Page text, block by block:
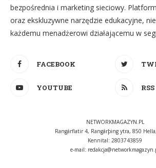
bezpośrednia i marketing sieciowy.
oraz ekskluzywne narzędzie edukacyjne,
każdemu menadżerowi działającemu w
FACEBOOK
YOUTUBE RSS
NETWORKMAGAZYN.PL
Rangárflatir 4, Rangárþing ytra, 850
Kennital: 2803743859
e-mail: